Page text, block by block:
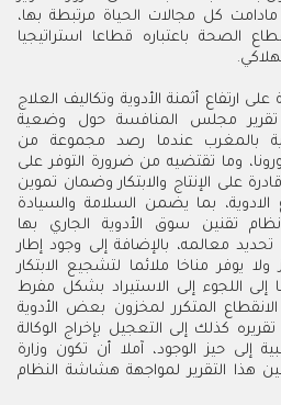
كل مجالات الحياة مرتبطة بها،
الصحة باعتباره قطاعا استراتيجيا
ارتفاع أثمنة الأدوية وتكاليف العلاج
مجلس المنافسة حول وضعية
بالمغرب عندما رصد مجموعة من
وما تقتضيه من ضرورة التوفر على
على الإنتاج والابتكار وضمان تموين
الادوية، بما يضمن السلامة والسيادة
تقنين سوق الأدوية الجاري بها
تحديد معالمه، بالإضافة إلى وجود إطار
يوفر مناخا ملائما لتشجيع الابتكار
إلى اللجوء إلى الاستيراد بشكل مفرط
الانقطاع المتكرر لمخزون بعض الأدوية
كذلك إلى التعجيل بإخراج الوكالة
إلى حيز الوجود، آملا أن تكون وزارة
هذا التقرير لمواجهة هشاشة النظام